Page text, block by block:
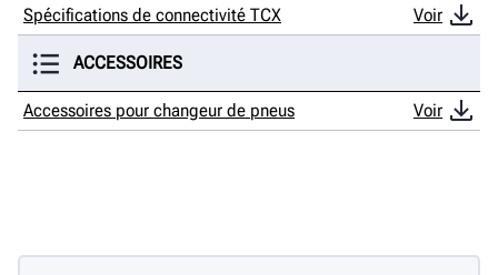
Spécifications de connectivité TCX
Voir
ACCESSOIRES
Accessoires pour changeur de pneus Voir